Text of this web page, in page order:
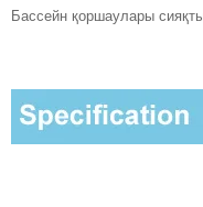
Бассейн қоршаулары